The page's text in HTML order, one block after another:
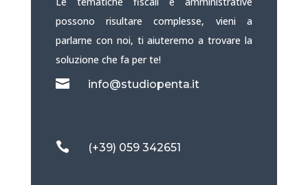
possono risultare complesse, vieni a
parlarne con noi, ti aiuteremo a trovare la
soluzione che fa per te!
 info@studiopenta.it
 (+39) 059 342651